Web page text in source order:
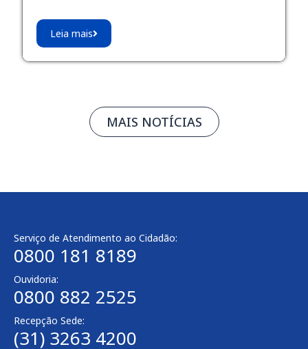
Leia mais
MAIS NOTÍCIAS
Serviço de Atendimento ao Cidadão:
0800 181 8189
Ouvidoria:
0800 882 2525
Recepção Sede:
(31) 3263 4200